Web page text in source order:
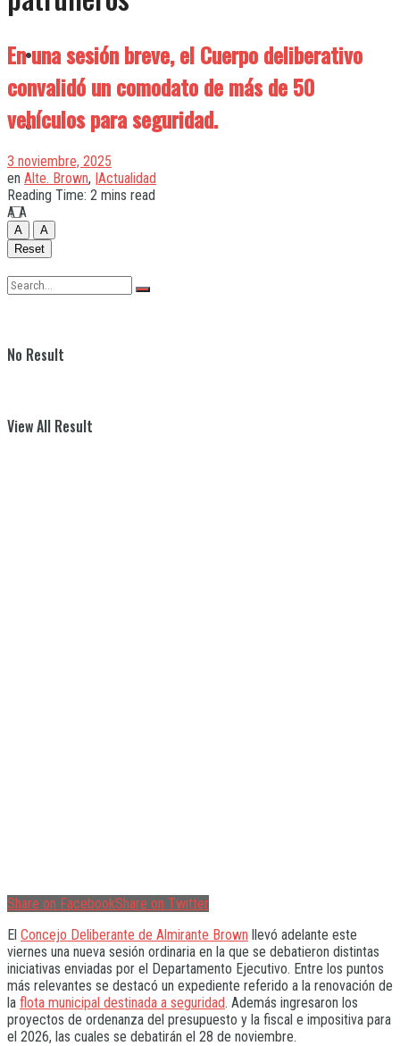
Quilmes
Varela
No Result
View All Result
En una sesión breve, el Cuerpo deliberativo
convalidó un comodato de más de 50
vehículos para seguridad.
3 noviembre, 2025
en Alte. Brown, |Actualidad
Reading Time: 2 mins read
A A
A
A
Reset
Share on FacebookShare on Twitter
El Concejo Deliberante de Almirante Brown llevó adelante este
viernes una nueva sesión ordinaria en la que se debatieron distintas
iniciativas enviadas por el Departamento Ejecutivo. Entre los puntos
más relevantes se destacó un expediente referido a la renovación de
la flota municipal destinada a seguridad. Además ingresaron los
proyectos de ordenanza del presupuesto y la fiscal e impositiva para
el 2026, las cuales se debatirán el 28 de noviembre.